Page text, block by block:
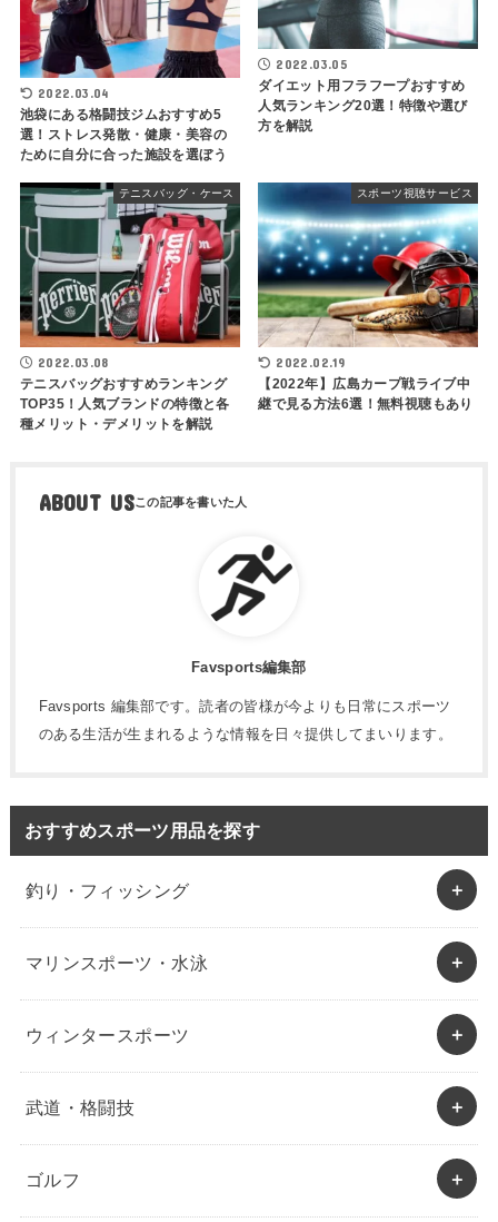
2022.03.04
池袋にある格闘技ジムおすすめ5
選！ストレス発散・健康・美容の
ために自分に合った施設を選ぼう
2022.03.05
ダイエット用フラフープおすすめ
人気ランキング20選！特徴や選び
方を解説
テニスバッグ・ケース
2022.03.08
テニスバッグおすすめランキング
TOP35！人気ブランドの特徴と各
種メリット・デメリットを解説
スポーツ視聴サービス
2022.02.19
【2022年】広島カープ戦ライブ中
継で見る方法6選！無料視聴もあり
ABOUT US
Favsports編集部
Favsports 編集部です。読者の皆様が今よりも日常にスポーツ
のある生活が生まれるような情報を日々提供してまいります。
おすすめスポーツ用品を探す
釣り・フィッシング
マリンスポーツ・水泳
ウィンタースポーツ
武道・格闘技
ゴルフ